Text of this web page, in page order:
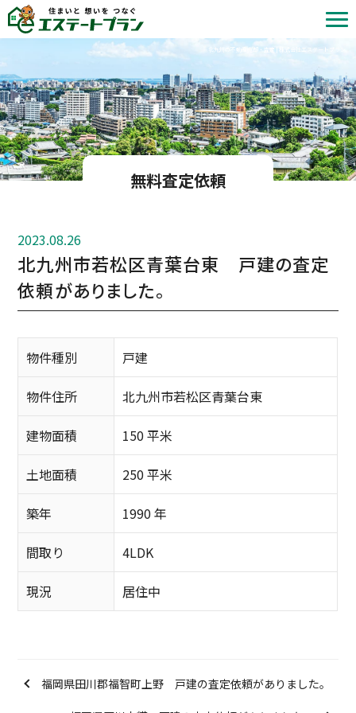
北九州の不動産売却・査定 | 株式会社エステートプラン
無料査定依頼
2023.08.26
北九州市若松区青葉台東 戸建の査定
依頼がありました。
物件種別 戸建
物件住所 北九州市若松区青葉台東
建物面積 150 平米
土地面積 250 平米
築年 1990 年
間取り 4LDK
現況 居住中
福岡県田川郡福智町上野 戸建の査定依頼がありました。